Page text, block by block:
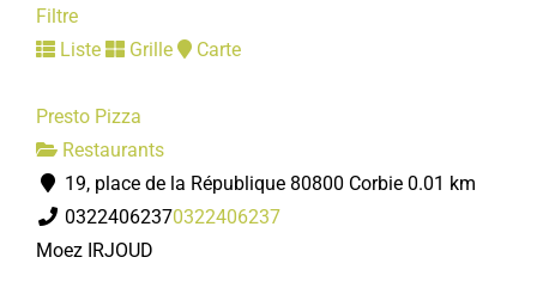
Filtre
Liste
Grille Carte
Presto Pizza
Restaurants
19, place de la République 80800 Corbie 0.01 km
03224062370322406237
Moez IRJOUD